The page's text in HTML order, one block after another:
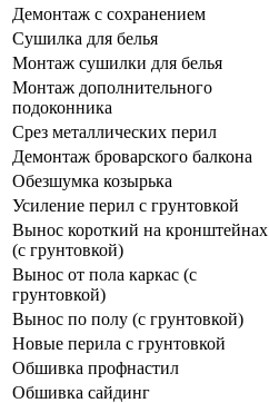
Демонтаж с сохранением
Сушилка для белья
Монтаж сушилки для белья
Монтаж дополнительного
подоконника
Срез металлических перил
Демонтаж броварского балкона
Обезшумка козырька
Усиление перил с грунтовкой
Вынос короткий на кронштейнах
(с грунтовкой)
Вынос от пола каркас (с
грунтовкой)
Вынос по полу (с грунтовкой)
Новые перила с грунтовкой
Обшивка профнастил
Обшивка сайдинг